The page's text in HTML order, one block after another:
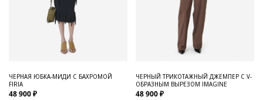
ЧЕРНАЯ ЮБКА-МИДИ С БАХРОМОЙ
FIRIA
48 900 ₽
ЧЕРНЫЙ ТРИКОТАЖНЫЙ ДЖЕМПЕР С V-
ОБРАЗНЫМ ВЫРЕЗОМ IMAGINE
48 900 ₽